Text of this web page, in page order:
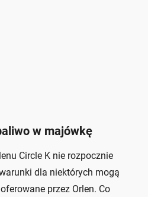
w majówkę
Circle K nie rozpocznie
dla niektórych mogą
przez Orlen. Co